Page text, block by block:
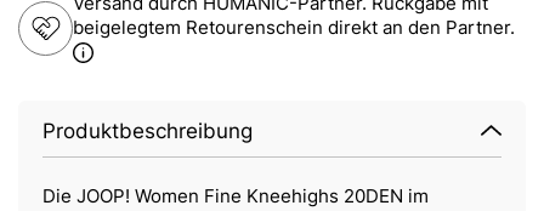
beigelegtem Retourenschein direkt an den Partner.
Produktbeschreibung
Die JOOP! Women Fine Kneehighs 20DEN im